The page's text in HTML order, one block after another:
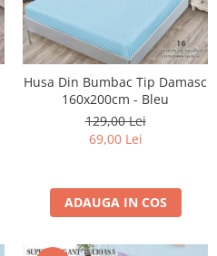
Husa Din Bumbac Tip Damasc
160x200cm - Bleu
129,00 Lei
69,00 Lei
ADAUGA IN COS